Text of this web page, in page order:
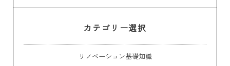
カテゴリー選択
リノベーション基礎知識